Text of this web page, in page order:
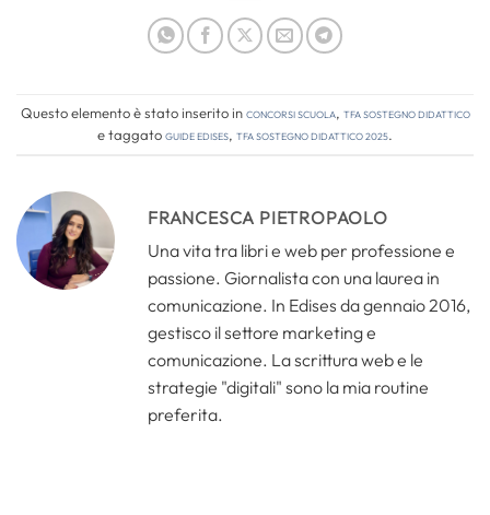
Questo elemento è stato inserito inConcorsi Scuola, TFA Sostegno Didattico
e taggatoguide edises, tfa sostegno didattico 2025.
FRANCESCA PIETROPAOLO
Una vita tra libri e web per professione e
passione. Giornalista con una laurea in
comunicazione. In Edises da gennaio 2016,
gestisco il settore marketing e
comunicazione. La scrittura web e le
strategie "digitali" sono la mia routine
preferita.